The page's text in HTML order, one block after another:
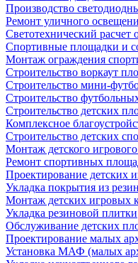
Производство
Ремонт уличного
Светотехнический расчет
Спортивные площадки и
Монтаж ограждения
Строительство воркаут
Строительство мини-
Строительство
Строительство детских
Комплексное
Строительство детских
Монтаж детского
Ремонт спортивных
Проектирование детских
Укладка покрытия из
Монтаж детских игровых
Укладка резиновой плитки
Обслуживание детских
Проектирование малых
Установка МАФ (малых